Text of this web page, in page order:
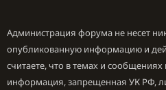
Администрация форума не несет
опубликованную информацию и
считаете, что в темах и
информация, запрещенная УК РФ,